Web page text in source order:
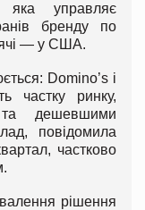
яка управляє
бренду по
— у США.
Domino’s і
частку ринку,
та дешевшими
повідомила
частково
рішення